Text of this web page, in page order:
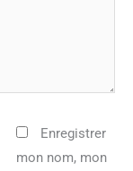
Enregistrer
mon nom, mon